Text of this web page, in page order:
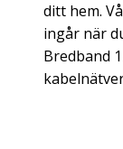
ditt hem.
ingår när
Bredband